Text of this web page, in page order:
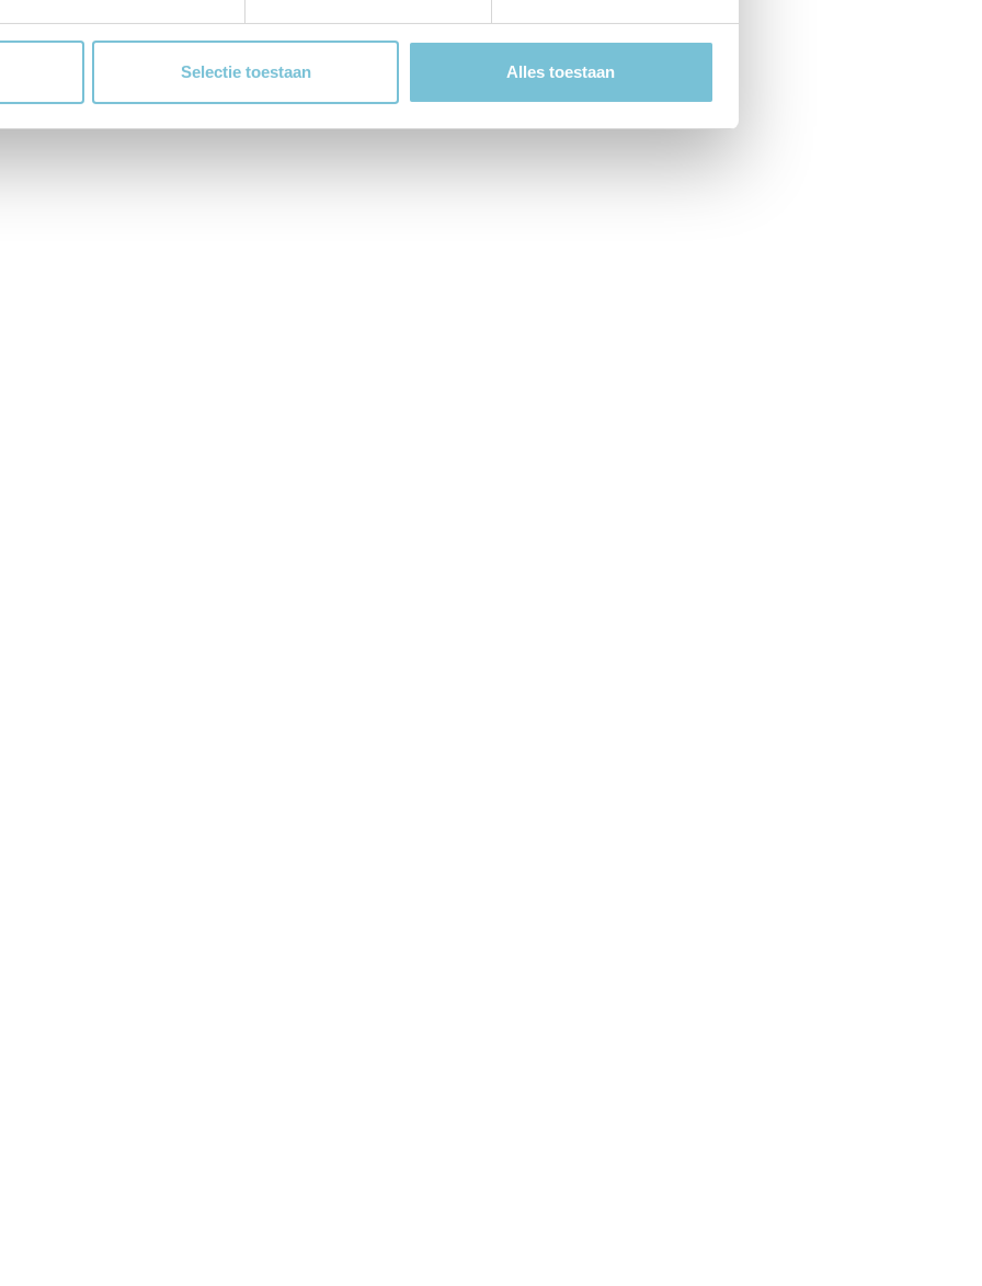
Ook delen we informatie over uw gebruik van onze site met onze partners voor social
Deze partners kunnen deze gegevens combineren met andere informatie die u aan ze heeft
Selectie toestaan Alles toestaan